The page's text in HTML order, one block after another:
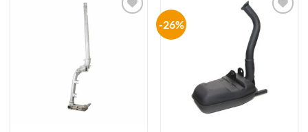
-26%
Aggiungi